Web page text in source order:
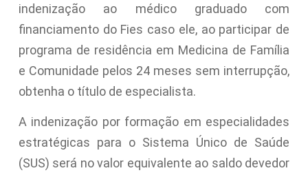
indenização ao médico graduado com
financiamento do Fies caso ele, ao participar de
programa de residência em Medicina de Família
e Comunidade pelos 24 meses sem interrupção,
obtenha o título de especialista.
A indenização por formação em especialidades
estratégicas para o Sistema Único de Saúde
(SUS) será no valor equivalente ao saldo devedor